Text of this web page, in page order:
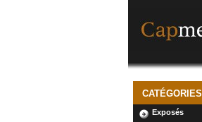
CATÉGORIES
Exposés